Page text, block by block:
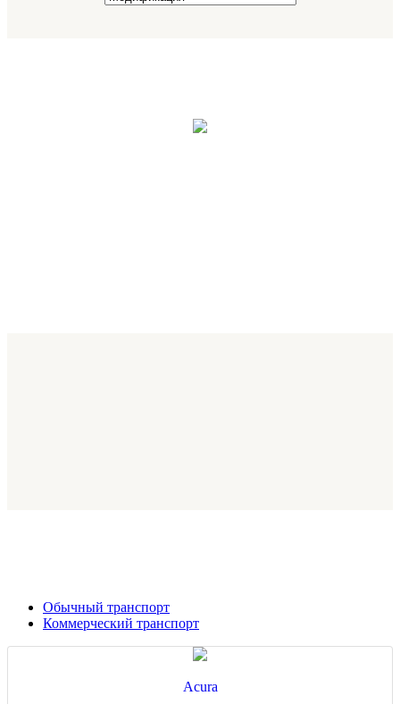
Обычный транспорт
Коммерческий транспорт
Acura